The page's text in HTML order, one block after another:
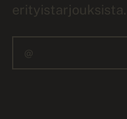
erityistarjouksista.